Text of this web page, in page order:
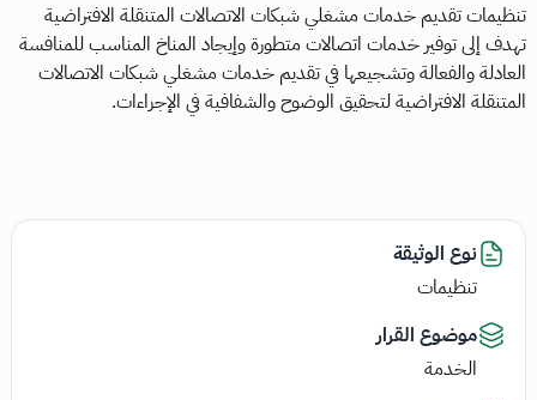
تنظيمات تقديم خدمات مشغلي شبكات الاتصالات المتنقلة الافتراضية
تهدف إلى توفير خدمات اتصالات متطورة وإيجاد المناخ المناسب للمنافسة
العادلة والفعالة وتشجيعها في تقديم خدمات مشغلي شبكات الاتصالات
المتنقلة الافتراضية لتحقيق الوضوح والشفافية في الإجراءات.
نوع الوثيقة
تنظيمات
موضوع القرار
الخدمة